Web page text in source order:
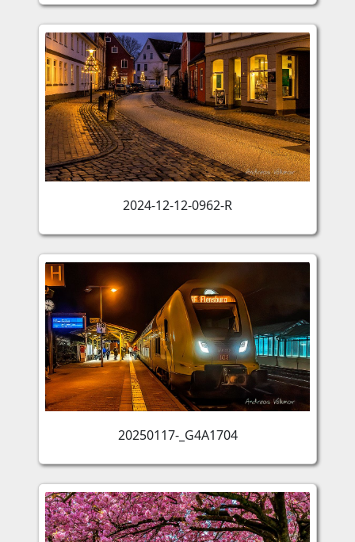
2024-12-12-0962-R
20250117-_G4A1704